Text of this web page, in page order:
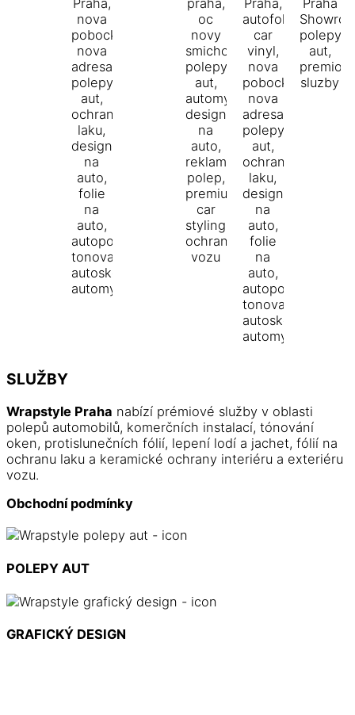
SLUŽBY
Wrapstyle Praha nabízí prémiové služby v oblasti
polepů automobilů, komerčních instalací, tónování
oken, protislunečních fólií, lepení lodí a jachet, fólií na
ochranu laku a keramické ochrany interiéru a exteriéru
vozu.
Obchodní podmínky
POLEPY AUT
GRAFICKÝ DESIGN